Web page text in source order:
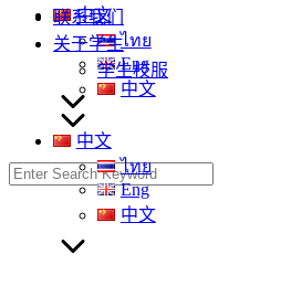
联系我们
关于学生
学生校服
中文
ไทย
Eng
中文
中文
ไทย
Eng
中文
Search
for: